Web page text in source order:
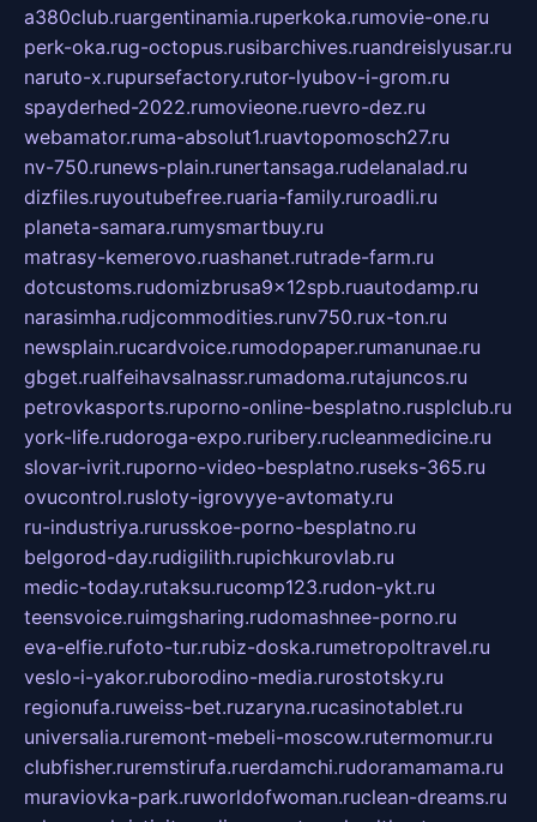
a380club.ruargentinamia.ruperkoka.rumovie-one.ru
perk-oka.rug-octopus.rusibarchives.ruandreislyusar.ru
naruto-x.rupursefactory.rutor-lyubov-i-grom.ru
spayderhed-2022.rumovieone.ruevro-dez.ru
webamator.ruma-absolut1.ruavtopomosch27.ru
nv-750.runews-plain.runertansaga.rudelanalad.ru
dizfiles.ruyoutubefree.ruaria-family.ruroadli.ru
planeta-samara.rumysmartbuy.ru
matrasy-kemerovo.ruashanet.rutrade-farm.ru
dotcustoms.rudomizbrusa9x12spb.ruautodamp.ru
narasimha.rudjcommodities.runv750.rux-ton.ru
newsplain.rucardvoice.rumodopaper.rumanunae.ru
gbget.rualfeihavsalnassr.rumadoma.rutajuncos.ru
petrovkasports.ruporno-online-besplatno.rusplclub.ru
york-life.rudoroga-expo.ruribery.rucleanmedicine.ru
slovar-ivrit.ruporno-video-besplatno.ruseks-365.ru
ovucontrol.rusloty-igrovyye-avtomaty.ru
ru-industriya.rurusskoe-porno-besplatno.ru
belgorod-day.rudigilith.rupichkurovlab.ru
medic-today.rutaksu.rucomp123.rudon-ykt.ru
teensvoice.ruimgsharing.rudomashnee-porno.ru
eva-elfie.rufoto-tur.rubiz-doska.rumetropoltravel.ru
veslo-i-yakor.ruborodino-media.rurostotsky.ru
regionufa.ruweiss-bet.ruzaryna.rucasinotablet.ru
universalia.ruremont-mebeli-moscow.rutermomur.ru
clubfisher.ruremstirufa.ruerdamchi.rudoramamama.ru
muraviovka-park.ruworldofwoman.ruclean-dreams.ru